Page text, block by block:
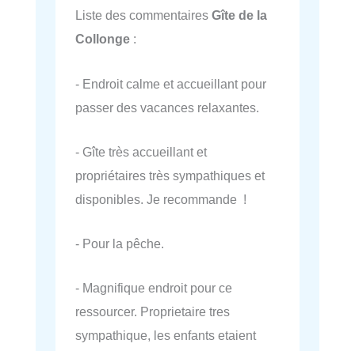
Liste des commentaires Gîte de la
Collonge :
- Endroit calme et accueillant pour
passer des vacances relaxantes.
- Gîte très accueillant et
propriétaires très sympathiques et
disponibles. Je recommande !
- Pour la pêche.
- Magnifique endroit pour ce
ressourcer. Proprietaire tres
sympathique, les enfants etaient